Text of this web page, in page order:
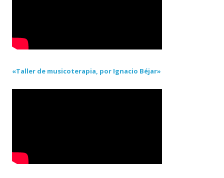
«Taller de musicoterapia, por Ignacio Béjar»